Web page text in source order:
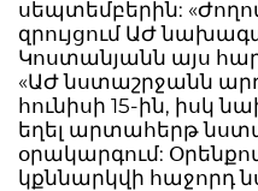
սեպտեմբերին:
զրույցում ԱԺ
Կոստանյանն այս
«ԱԺ նստաշրջանն
հունիսի 15-ին, իսկ
եղել արտահերթ
օրակարգում:
կքննարկվի հաջորդ